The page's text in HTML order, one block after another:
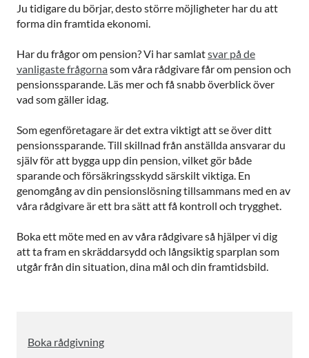
Ju tidigare du börjar, desto större möjligheter har du att
forma din framtida ekonomi.
Har du frågor om pension? Vi har samlatsvar på de
vanligaste frågornasom våra rådgivare får om pension och
pensionssparande. Läs mer och få snabb överblick över
vad som gäller idag.
Som egenföretagare är det extra viktigt att se över ditt
pensionssparande. Till skillnad från anställda ansvarar du
själv för att bygga upp din pension, vilket gör både
sparande och försäkringsskydd särskilt viktiga. En
genomgång av din pensionslösning tillsammans med en av
våra rådgivare är ett bra sätt att få kontroll och trygghet.
Boka ett möte med en av våra rådgivare så hjälper vi dig
att ta fram en skräddarsydd och långsiktig sparplan som
utgår från din situation, dina mål och din framtidsbild.
Boka rådgivning